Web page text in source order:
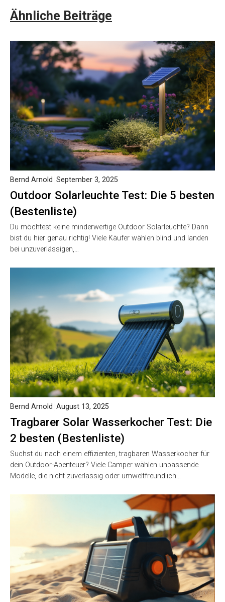
Ähnliche Beiträge
Outdoor Solarleuchte Test: Die 5 besten
(Bestenliste)
Bernd Arnold September 3, 2025
Du möchtest keine minderwertige Outdoor Solarleuchte? Dann
bist du hier genau richtig! Viele Käufer wählen blind und landen
bei unzuverlässigen,…
Tragbarer Solar Wasserkocher Test: Die
2 besten (Bestenliste)
Bernd Arnold August 13, 2025
Suchst du nach einem effizienten, tragbaren Wasserkocher für
dein Outdoor-Abenteuer? Viele Camper wählen unpassende
Modelle, die nicht zuverlässig oder umweltfreundlich…